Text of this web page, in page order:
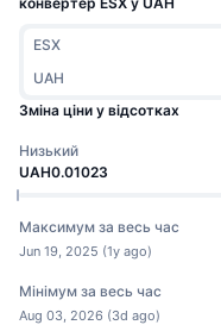
ESX
UAH
Зміна ціни у відсотках
Низький
UAH0.01023
Максимум за весь час
Jun 19, 2025 (1y ago)
Мінімум за весь час
Aug 03, 2026 (3d ago)